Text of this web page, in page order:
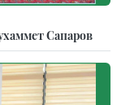
Сапаров